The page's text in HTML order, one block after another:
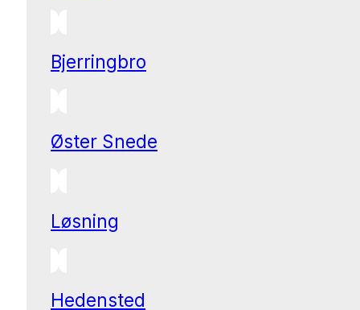
Bjerringbro
Øster Snede
Løsning
Hedensted